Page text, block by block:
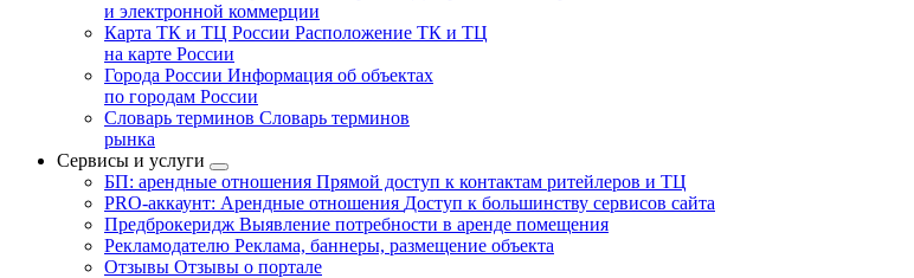
и электронной коммерции
Карта ТК и ТЦ России Расположение ТК и ТЦ
на карте России
Города России Информация об объектах
по городам России
Словарь терминов Словарь терминов
рынка
Сервисы и услуги
БП: арендные отношения Прямой доступ к контактам ритейлеров и ТЦ
PRO-аккаунт: Арендные отношения Доступ к большинству сервисов сайта
Предброкеридж Выявление потребности в аренде помещения
Рекламодателю Реклама, баннеры, размещение объекта
Отзывы Отзывы о портале